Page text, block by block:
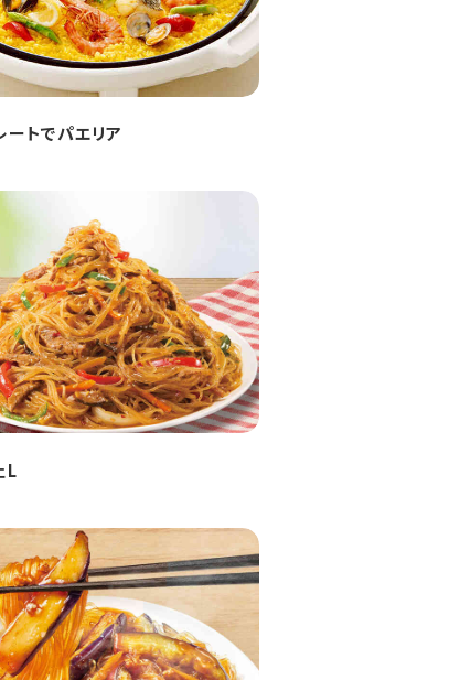
ートでパエリア
L